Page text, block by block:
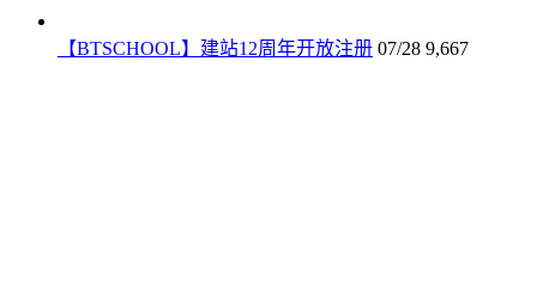
【BTSCHOOL】建站12周年开放注册 07/28 9,667